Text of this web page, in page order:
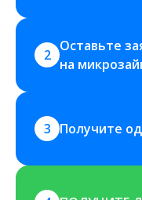
2
Оставьте
на
3 Получите